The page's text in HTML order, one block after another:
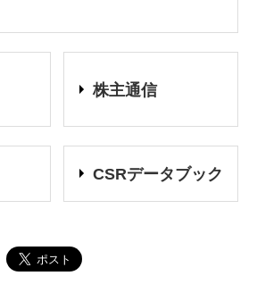
株主通信
CSRデータブック